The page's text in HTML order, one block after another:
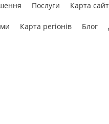
Послуги Карта
Карта регіонів Блог